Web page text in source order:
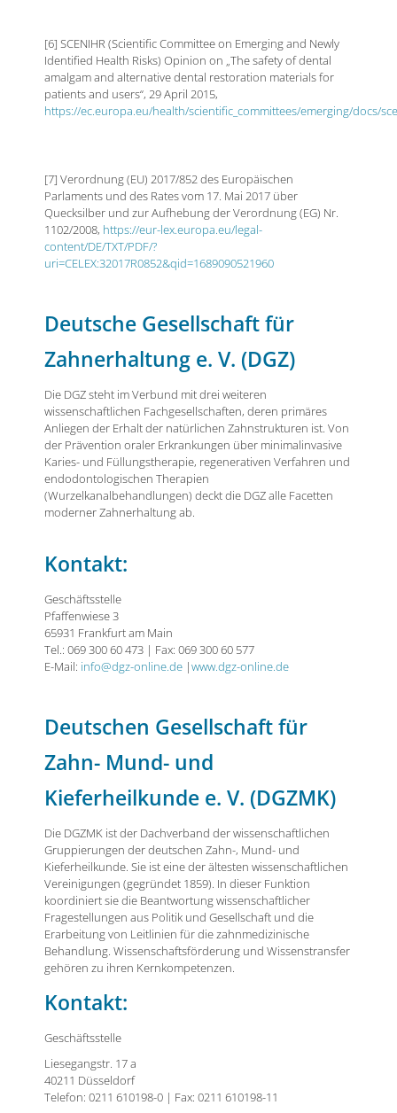
[6] SCENIHR (Scientific Committee on Emerging and Newly
Identified Health Risks) Opinion on „The safety of dental
amalgam and alternative dental restoration materials for
patients and users“, 29 April 2015,
https://ec.europa.eu/health/scientific_committees/emerging/docs/
[7] Verordnung (EU) 2017/852 des Europäischen
Parlaments und des Rates vom 17. Mai 2017 über
Quecksilber und zur Aufhebung der Verordnung (EG) Nr.
1102/2008, https://eur-lex.europa.eu/legal-
content/DE/TXT/PDF/?
uri=CELEX:32017R0852&qid=1689090521960
Deutsche Gesellschaft für
Zahnerhaltung e. V. (DGZ)
Die DGZ steht im Verbund mit drei weiteren
wissenschaftlichen Fachgesellschaften, deren primäres
Anliegen der Erhalt der natürlichen Zahnstrukturen ist. Von
der Prävention oraler Erkrankungen über minimalinvasive
Karies- und Füllungstherapie, regenerativen Verfahren und
endodontologischen Therapien
(Wurzelkanalbehandlungen) deckt die DGZ alle Facetten
moderner Zahnerhaltung ab.
Kontakt:
Geschäftsstelle
Pfaffenwiese 3
65931 Frankfurt am Main
Tel.: 069 300 60 473 | Fax: 069 300 60 577
E-Mail: info@dgz-online.de|www.dgz-online.de
Deutschen Gesellschaft für
Zahn- Mund- und
Kieferheilkunde e. V. (DGZMK)
Die DGZMK ist der Dachverband der wissenschaftlichen
Gruppierungen der deutschen Zahn-, Mund- und
Kieferheilkunde. Sie ist eine der ältesten wissenschaftlichen
Vereinigungen (gegründet 1859). In dieser Funktion
koordiniert sie die Beantwortung wissenschaftlicher
Fragestellungen aus Politik und Gesellschaft und die
Erarbeitung von Leitlinien für die zahnmedizinische
Behandlung. Wissenschaftsförderung und Wissenstransfer
gehören zu ihren Kernkompetenzen.
Kontakt:
Geschäftsstelle
Liesegangstr. 17 a
40211 Düsseldorf
Telefon: 0211 610198-0 | Fax: 0211 610198-11